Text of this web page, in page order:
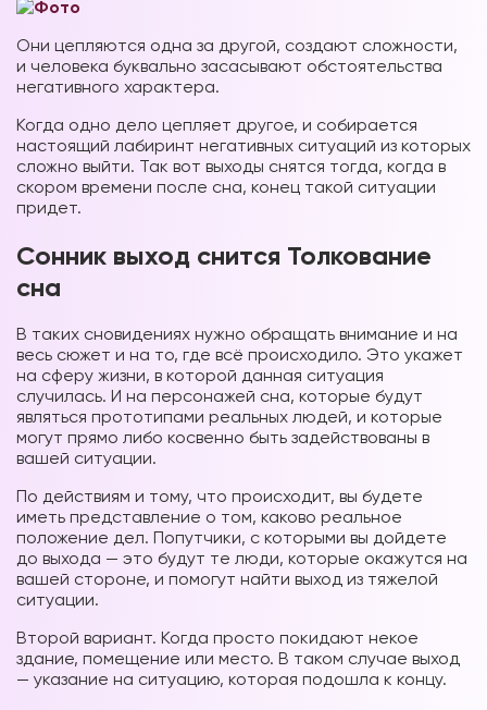
Они цепляются одна за другой, создают сложности,
и человека буквально засасывают обстоятельства
негативного характера.
Когда одно дело цепляет другое, и собирается
настоящий лабиринт негативных ситуаций из которых
сложно выйти. Так вот выходы снятся тогда, когда в
скором времени после сна, конец такой ситуации
придет.
Сонник выход снится Толкование
сна
В таких сновидениях нужно обращать внимание и на
весь сюжет и на то, где всё происходило. Это укажет
на сферу жизни, в которой данная ситуация
случилась. И на персонажей сна, которые будут
являться прототипами реальных людей, и которые
могут прямо либо косвенно быть задействованы в
вашей ситуации.
По действиям и тому, что происходит, вы будете
иметь представление о том, каково реальное
положение дел. Попутчики, с которыми вы дойдете
до выхода — это будут те люди, которые окажутся на
вашей стороне, и помогут найти выход из тяжелой
ситуации.
Второй вариант. Когда просто покидают некое
здание, помещение или место. В таком случае выход
— указание на ситуацию, которая подошла к концу.